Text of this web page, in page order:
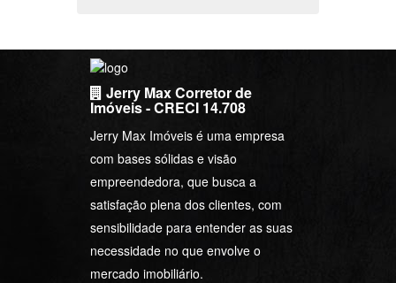
Jerry Max Corretor de
Imóveis - CRECI 14.708
Jerry Max Imóveis é uma empresa
com bases sólidas e visão
empreendedora, que busca a
satisfação plena dos clientes, com
sensibilidade para entender as suas
necessidade no que envolve o
mercado imobiliário.